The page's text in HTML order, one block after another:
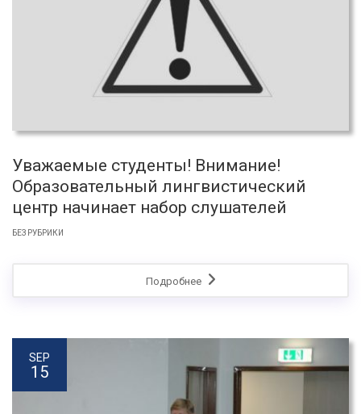
Уважаемые студенты! Внимание!
Образовательный лингвистический
центр начинает набор слушателей
БЕЗ РУБРИКИ
Подробнее
SEP
15